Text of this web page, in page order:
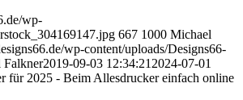
wp-
667 1000 Michael
wp-content/uploads/Designs66-
Falkner2019-09-03 12:34:21 2024-07-01
für 2025 - Beim Allesdrucker einfach online